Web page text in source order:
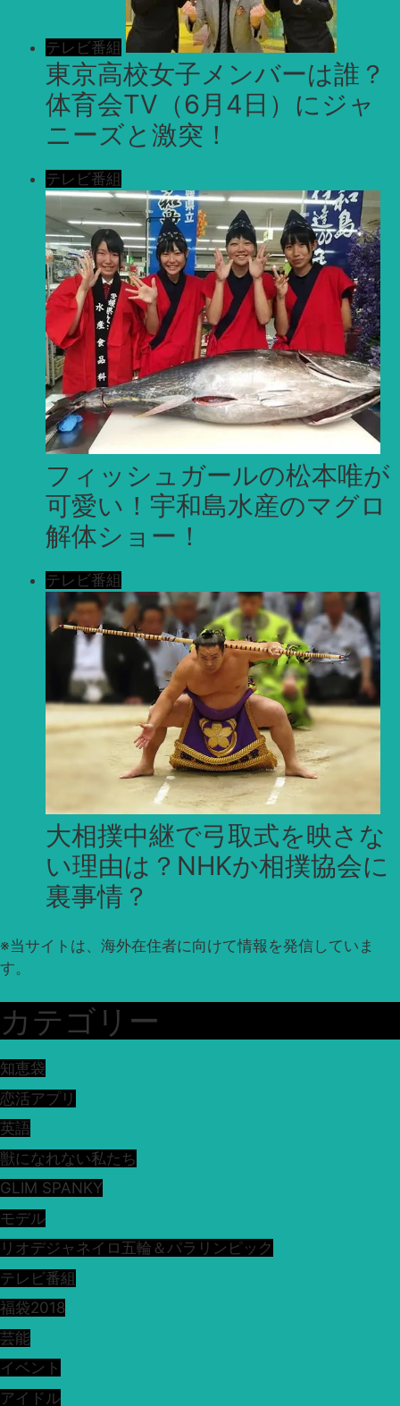
テレビ番組
東京高校女子メンバーは誰？
体育会TV（6月4日）にジャ
ニーズと激突！
テレビ番組
フィッシュガールの松本唯が
可愛い！宇和島水産のマグロ
解体ショー！
テレビ番組
大相撲中継で弓取式を映さな
い理由は？NHKか相撲協会に
裏事情？
※当サイトは、海外在住者に向けて情報を発信していま
す。
カテゴリー
知恵袋
恋活アプリ
英語
獣になれない私たち
GLIM SPANKY
モデル
リオデジャネイロ五輪＆パラリンピック
テレビ番組
福袋2018
芸能
イベント
アイドル